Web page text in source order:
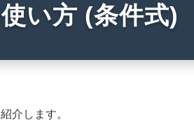
い方 (条件式)
介します。